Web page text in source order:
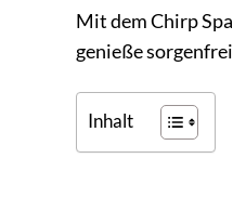
Mit dem Chirp
genieße
Inhalt